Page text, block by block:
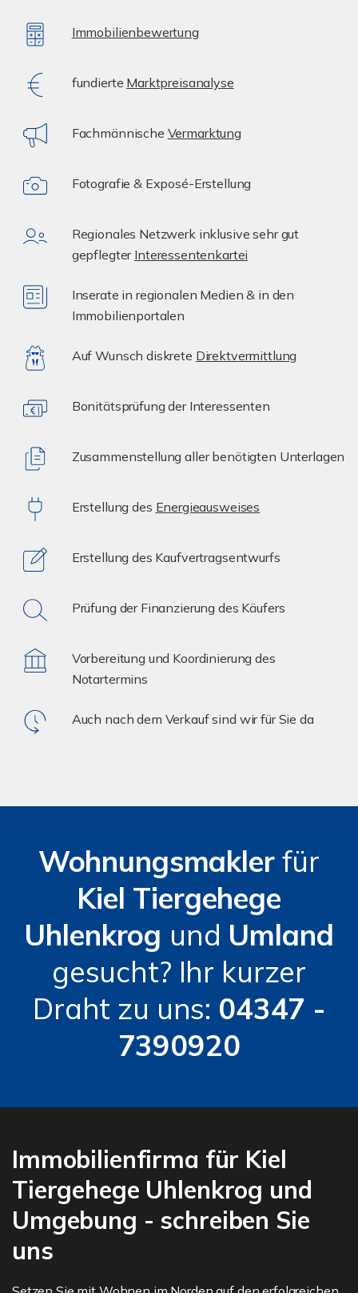
Immobilienbewertung
fundierte Marktpreisanalyse
Fachmännische Vermarktung
Fotografie & Exposé-Erstellung
Regionales Netzwerk inklusive sehr gut
gepflegter Interessentenkartei
Inserate in regionalen Medien & in den
Immobilienportalen
Auf Wunsch diskrete Direktvermittlung
Bonitätsprüfung der Interessenten
Zusammenstellung aller benötigten Unterlagen
Erstellung des Energieausweises
Erstellung des Kaufvertragsentwurfs
Prüfung der Finanzierung des Käufers
Vorbereitung und Koordinierung des
Notartermins
Auch nach dem Verkauf sind wir für Sie da
Wohnungsmaklerfür
Kiel Tiergehege
Uhlenkrog und Umland
gesucht? Ihr kurzer
Draht zu uns: 04347 -
7390920
Immobilienfirma für Kiel
Tiergehege Uhlenkrog und
Umgebung - schreiben Sie
uns